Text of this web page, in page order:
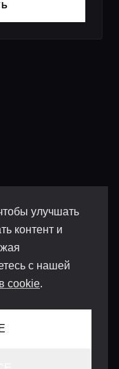
улучшать
контент и
с нашей
cookie.